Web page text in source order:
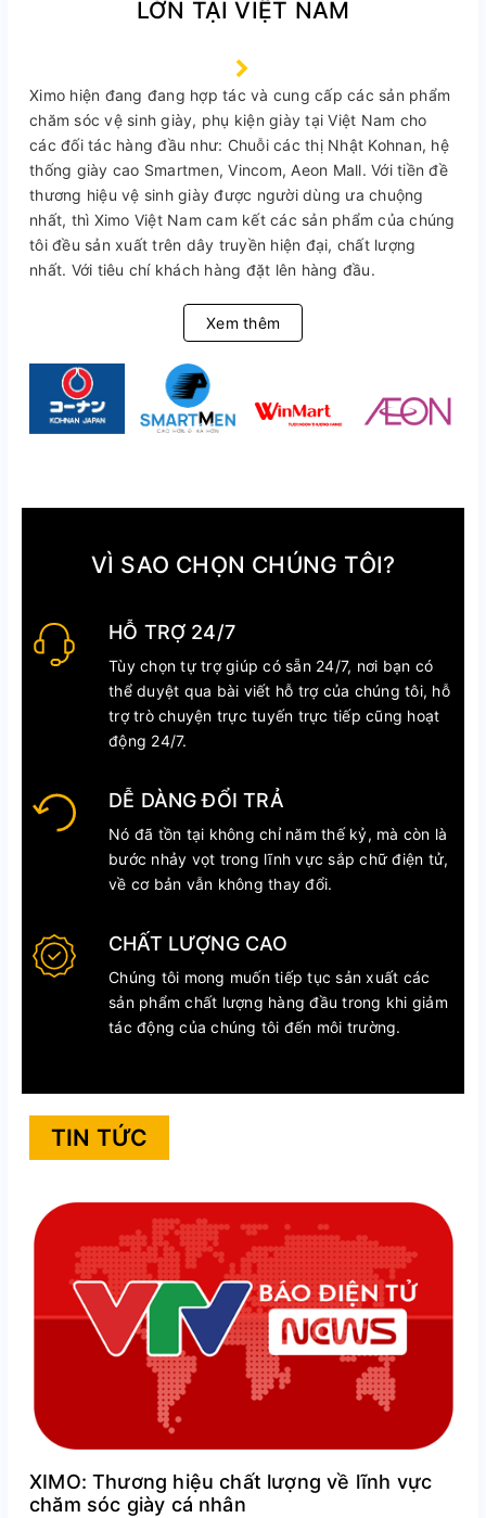
LỚN TẠI VIỆT NAM
Ximo hiện đang đang hợp tác và cung cấp các sản phẩm
chăm sóc vệ sinh giày, phụ kiện giày tại Việt Nam cho
các đối tác hàng đầu như: Chuỗi các thị Nhật Kohnan, hệ
thống giày cao Smartmen, Vincom, Aeon Mall. Với tiền đề
thương hiệu vệ sinh giày được người dùng ưa chuộng
nhất, thì Ximo Việt Nam cam kết các sản phẩm của chúng
tôi đều sản xuất trên dây truyền hiện đại, chất lượng
nhất. Với tiêu chí khách hàng đặt lên hàng đầu.
Xem thêm
VÌ SAO CHỌN CHÚNG TÔI?
HỖ TRỢ 24/7
Tùy chọn tự trợ giúp có sẵn 24/7, nơi bạn có
thể duyệt qua bài viết hỗ trợ của chúng tôi, hỗ
trợ trò chuyện trực tuyến trực tiếp cũng hoạt
động 24/7.
DỄ DÀNG ĐỔI TRẢ
Nó đã tồn tại không chỉ năm thế kỷ, mà còn là
bước nhảy vọt trong lĩnh vực sắp chữ điện tử,
về cơ bản vẫn không thay đổi.
CHẤT LƯỢNG CAO
Chúng tôi mong muốn tiếp tục sản xuất các
sản phẩm chất lượng hàng đầu trong khi giảm
tác động của chúng tôi đến môi trường.
TIN TỨC
XIMO: Thương hiệu chất lượng về lĩnh vực
chăm sóc giày cá nhân